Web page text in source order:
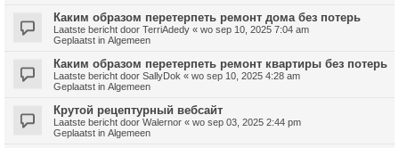
Каким образом перетерпеть ремонт дома без потерь
Laatste bericht door TerriAdedy « wo sep 10, 2025 7:04 am
Geplaatst in Algemeen
Каким образом перетерпеть ремонт квартиры без потерь
Laatste bericht door SallyDok « wo sep 10, 2025 4:28 am
Geplaatst in Algemeen
Крутой рецептурный вебсайт
Laatste bericht door Walernor « wo sep 03, 2025 2:44 pm
Geplaatst in Algemeen